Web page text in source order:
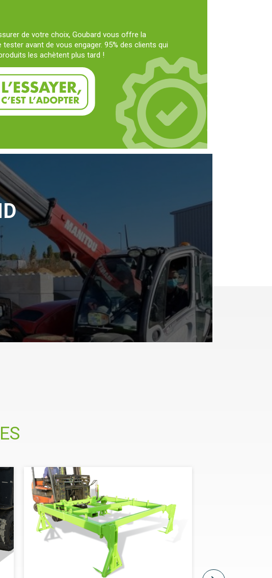
de votre choix, Goubard vous offre la
tester avant de vous engager. 95% des clients qui
les achètent plus tard !